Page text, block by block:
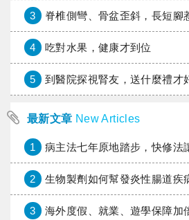
3 脊椎側彎、骨盆歪斜，長短腳
4 吃對水果，健康才到位
5 到醫院探視腎友，送什麼禮才
最新文章 New Articles
1 病主法七年原地踏步，快修法
2 生物製劑如何幫發炎性腸道疾病患者抗潰瘍？治
3 海外度假、就業、遊學保障加倍，富邦產險「一期逐